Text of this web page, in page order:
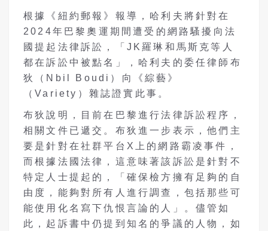
根據《紐約郵報》報導，哈利夫將針對在
2024年巴黎奧運期間遭受的網路騷擾向法
國提起法律訴訟，「JK羅琳和馬斯克等人
都在訴訟中被點名」，哈利夫的委任律師布
狄（Nbil Boudi）向《綜藝》
（Variety）雜誌證實此事。
布狄說明，目前在巴黎進行法律訴訟程序，
相關文件已遞交。布狄進一步表示，他們主
要是針對在社群平台X上的網路霸凌事件，
而根據法國法律，這意味著該訴訟是針對不
特定人士提起的，「確保檢方擁有足夠的自
由度，能夠對所有人進行調查，包括那些可
能使用化名寫下仇恨言論的人」。儘管如
此，起訴書中仍提到知名的爭議的人物，如